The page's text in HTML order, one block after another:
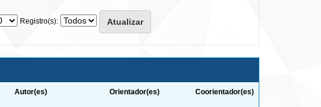
Registro(s):
Autor(es) Orientador(es) Coorientador(es)